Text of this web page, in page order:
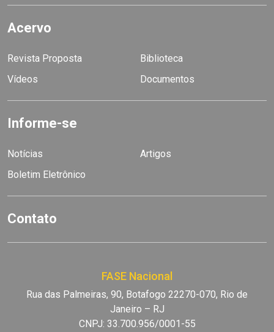
Acervo
Revista Proposta
Biblioteca
Vídeos
Documentos
Informe-se
Notícias
Artigos
Boletim Eletrônico
Contato
FASE Nacional
Rua das Palmeiras, 90, Botafogo 22270-070, Rio de
Janeiro – RJ
CNPJ: 33.700.956/0001-55